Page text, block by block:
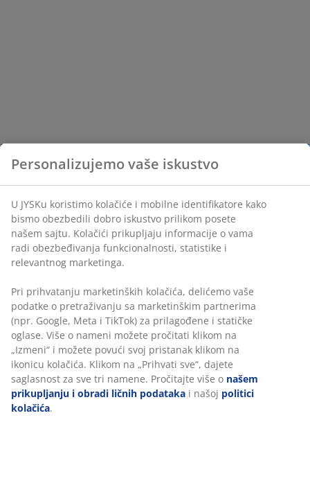
Personalizujemo vaše iskustvo
U JYSKu koristimo kolačiće i mobilne identifikatore kako
bismo obezbedili dobro iskustvo prilikom posete
našem sajtu. Kolačići prikupljaju informacije o vama
radi obezbeđivanja funkcionalnosti, statistike i
relevantnog marketinga.
Pri prihvatanju marketinških kolačića, delićemo vaše
podatke o pretraživanju sa marketinškim partnerima
(npr. Google, Meta i TikTok) za prilagođene i statičke
oglase. Više o nameni možete pročitati klikom na
„Izmeni“ i možete povući svoj pristanak klikom na
ikonicu kolačića. Klikom na „Prihvati sve“, dajete
saglasnost za sve tri namene. Pročitajte više o našem
prikupljanju i obradi ličnih podataka i našoj politici
kolačića.